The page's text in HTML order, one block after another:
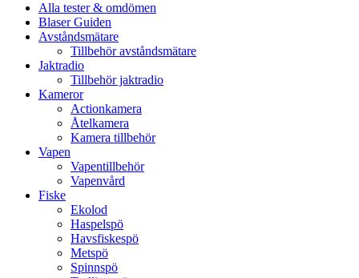
Alla tester & omdömen
Blaser Guiden
Avståndsmätare
Tillbehör avståndsmätare
Jaktradio
Tillbehör jaktradio
Kameror
Actionkamera
Åtelkamera
Kamera tillbehör
Vapen
Vapentillbehör
Vapenvård
Fiske
Ekolod
Haspelspö
Havsfiskespö
Metspö
Spinnspö